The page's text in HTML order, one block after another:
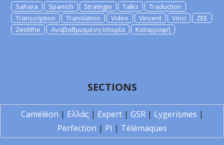
Sahara
Spanish Strategie Talks
Traduction
Transcription
Translation Video Vincent Vinci
ZEE
Zeolithe
Αναβαθμισμένη Ιστορία Καταγραφή
SECTIONS
Caméléon | Ελλάς | Expert| GSR| Lygerismes |
Perfection | PI | Télémaques